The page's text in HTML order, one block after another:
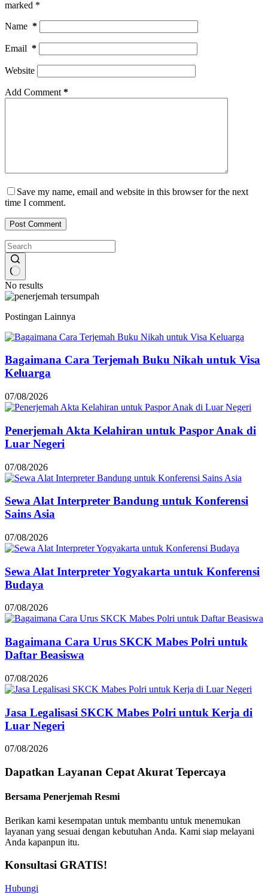
marked *
Name *
Email *
Website
Add Comment *
Save my name, email and website in this browser for the next
time I comment.
Post Comment
No results
Postingan Lainnya
Bagaimana Cara Terjemah Buku Nikah untuk Visa
Keluarga
07/08/2026
Penerjemah Akta Kelahiran untuk Paspor Anak di
Luar Negeri
07/08/2026
Sewa Alat Interpreter Bandung untuk Konferensi
Sains Asia
07/08/2026
Sewa Alat Interpreter Yogyakarta untuk Konferensi
Budaya
07/08/2026
Bagaimana Cara Urus SKCK Mabes Polri untuk
Daftar Beasiswa
07/08/2026
Jasa Legalisasi SKCK Mabes Polri untuk Kerja di
Luar Negeri
07/08/2026
Dapatkan Layanan Cepat Akurat Tepercaya
Bersama Penerjemah Resmi
Berikan kami kesempatan untuk membantu untuk menemukan
layanan yang sesuai dengan kebutuhan Anda. Kami siap melayani
Anda kapanpun itu.
Konsultasi GRATIS!
Hubungi